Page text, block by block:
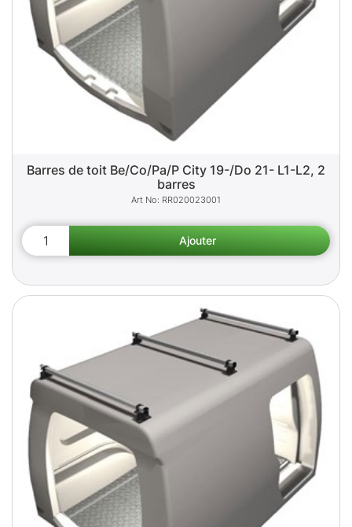
Barres de toit Be/Co/Pa/P City 19-/Do 21- L1-L2, 2
barres
RR020023001